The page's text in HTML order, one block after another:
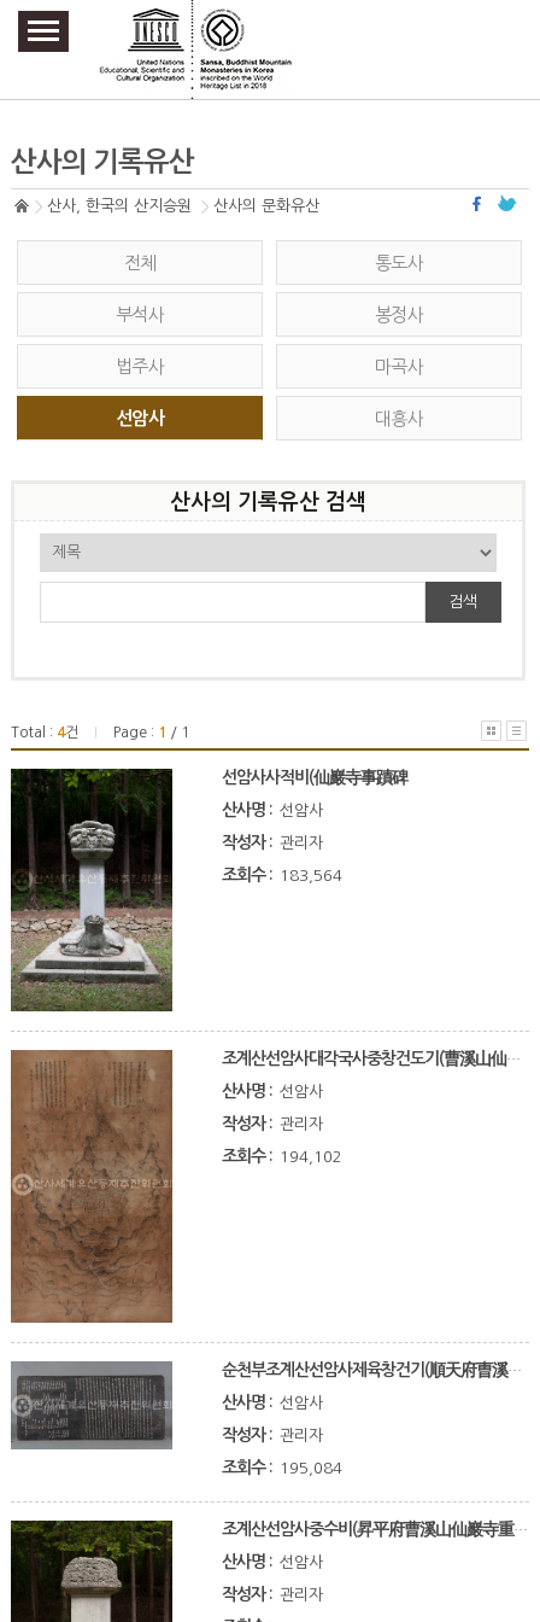
주요메뉴 바로가기
본문 바로가기
하단메뉴 바로가기
산사의 기록유산
산사, 한국의 산지승원 산사의 문화유산
전체 통도사
부석사 봉정사
법주사 마곡사
선암사 대흥사
산사의 기록유산 검색
검색
Total : 4건 Page : 1 / 1
선암사사적비(仙巖寺事蹟碑
산사명 : 선암사
작성자 : 관리자
조회수 : 183,564
조계산선암사대각국사중창건도기(曹溪山仙岩寺大覺國師重創建圖記)
산사명 : 선암사
작성자 : 관리자
조회수 : 194,102
순천부조계산선암사제육창건기(順天府曺溪山僊嵓寺第六創建記)
산사명 : 선암사
작성자 : 관리자
조회수 : 195,084
조계산선암사중수비(昇平府曹溪山仙巖寺重修碑)
산사명 : 선암사
작성자 : 관리자